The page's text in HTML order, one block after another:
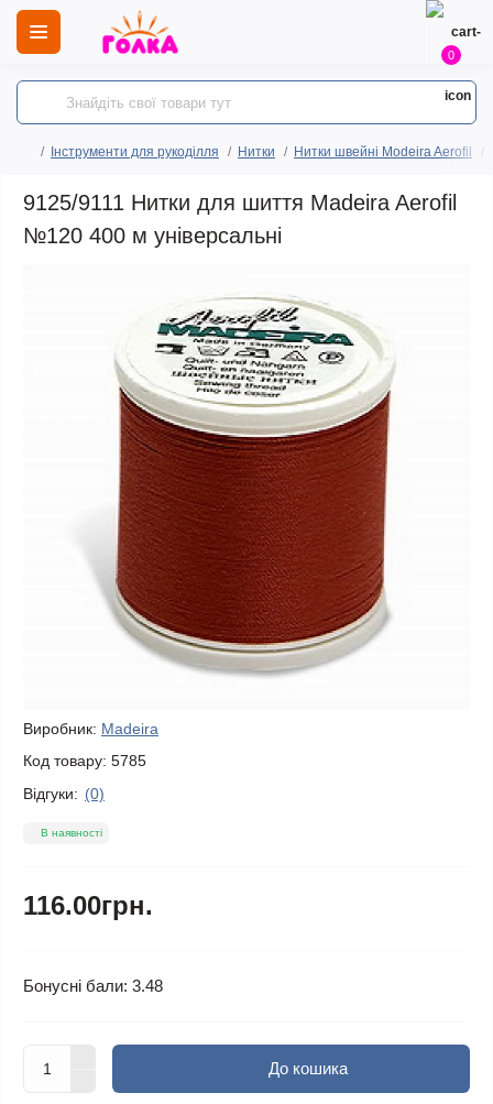
0
Інструменти для рукоділля Нитки Нитки швейні Modeira Aerofil
9125/9111 Нитки для шиття Madeira Aerofil
№120 400 м універсальні
Виробник: Madeira
Код товару: 5785
Відгуки: (0)
В наявності
116.00грн.
Бонусні бали: 3.48
До кошика